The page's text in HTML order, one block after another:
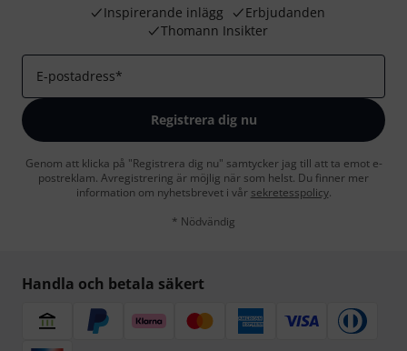
Inspirerande inlägg
Erbjudanden
Thomann Insikter
E-postadress*
Registrera dig nu
Genom att klicka på "Registrera dig nu" samtycker jag till att ta emot e-
postreklam. Avregistrering är möjlig när som helst. Du finner mer
information om nyhetsbrevet i vår sekretesspolicy.
* Nödvändig
Handla och betala säkert